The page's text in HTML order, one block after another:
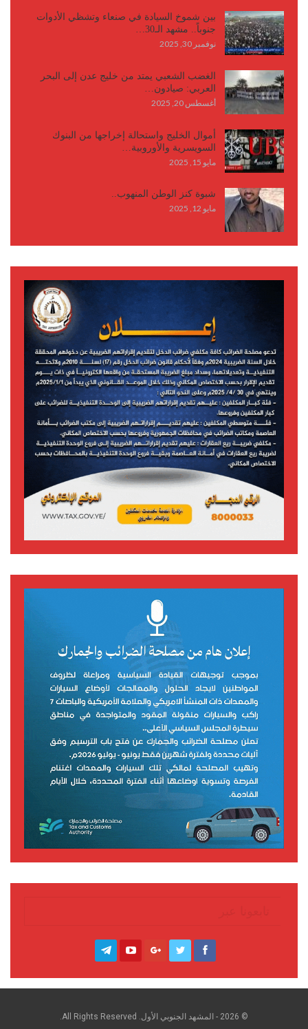
بين شموخ السيادة في صنعاء وتشظي الأدوات
جنوباً.. مشهد الـ30…
نوفمبر 30, 2025
الغضب الشعبي يمتد من خليج عدن إلى البحر
العربي: صيادون…
أغسطس 20, 2025
أموال الخليج واستحالة إخراجها من البنوك
السويسرية والأوروبية…
مايو 15, 2025
شبوة كنز الوطن المنهوب..
مايو 12, 2025
© 2026 - المشهد الجنوبي الأول. All Rights Reserved.